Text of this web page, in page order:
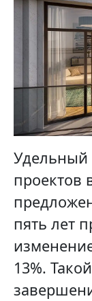
Удельный
проектов
пять лет
13%.